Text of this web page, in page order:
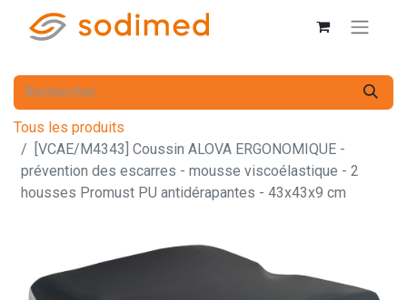
Tous les produits
[VCAE/M4343] Coussin ALOVA ERGONOMIQUE -
prévention des escarres - mousse viscoélastique - 2
housses Promust PU antidérapantes - 43x43x9 cm